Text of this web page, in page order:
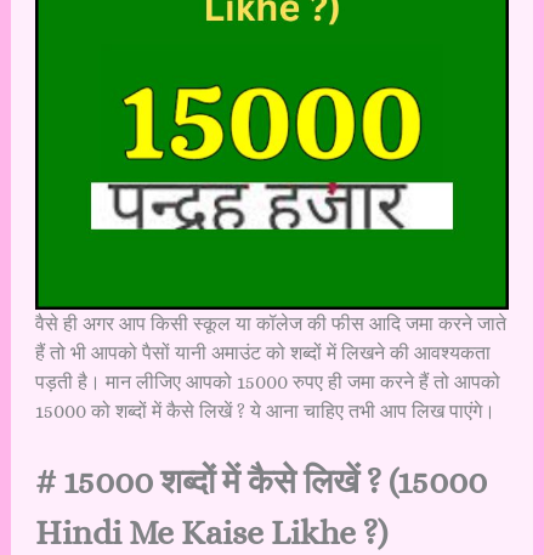
वैसे ही अगर आप किसी स्कूल या कॉलेज की फीस आदि जमा करने जाते
हैं तो भी आपको पैसों यानी अमाउंट को शब्दों में लिखने की आवश्यकता
पड़ती है। मान लीजिए आपको 15000 रुपए ही जमा करने हैं तो आपको
15000 को शब्दों में कैसे लिखें ? ये आना चाहिए तभी आप लिख पाएंगे।
# 15000 शब्दों में कैसे लिखें ? (15000
Hindi Me Kaise Likhe ?)